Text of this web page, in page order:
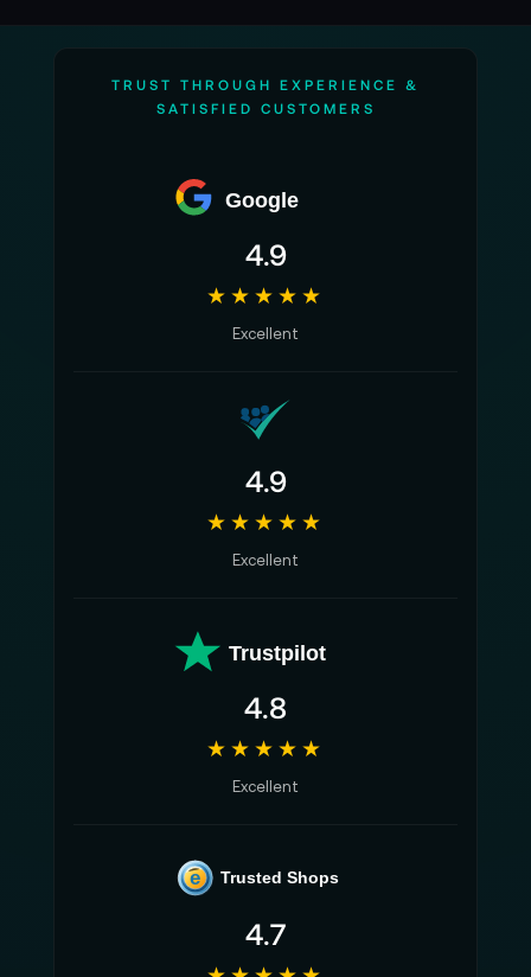
TRUST THROUGH EXPERIENCE &
SATISFIED CUSTOMERS
Google
4.9
★★★★★
Excellent
4.9
★★★★★
Excellent
Trustpilot
4.8
★★★★★
Excellent
e Trusted Shops
4.7